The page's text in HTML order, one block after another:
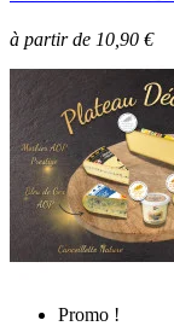
à partir de 10,90 €
Promo !